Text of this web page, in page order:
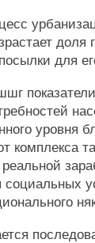
доля
для
уровня
комплекса
реальной
социальных